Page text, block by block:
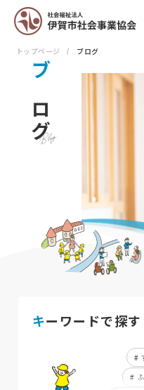
トップページ ブログ
ロ
グ
キーワードで探す